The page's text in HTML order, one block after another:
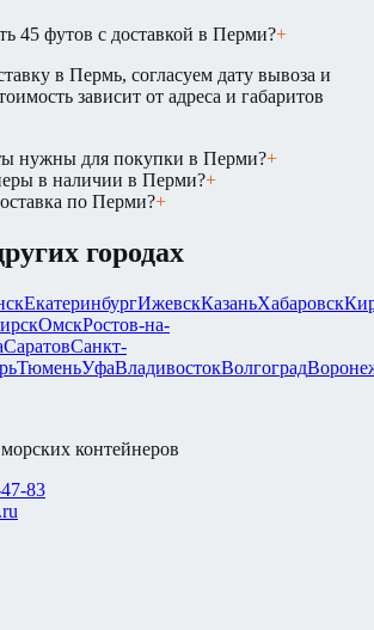
45 футов с доставкой в Перми?+
в Пермь, согласуем дату вывоза и
зависит от адреса и габаритов
нужны для покупки в Перми?+
в наличии в Перми?+
по Перми?+
городах
ЕкатеринбургИжевскКазаньХабаровск
ОмскРостов-на-
СаратовСанкт-
ТюменьУфаВладивостокВолгоград
контейнеров
83